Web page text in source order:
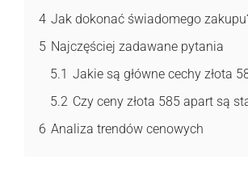
4 Jak dokonać świadomego
5 Najczęściej zadawane pytania
5.1 Jakie są główne cechy złota
5.2 Czy ceny złota 585 apart są
6 Analiza trendów cenowych